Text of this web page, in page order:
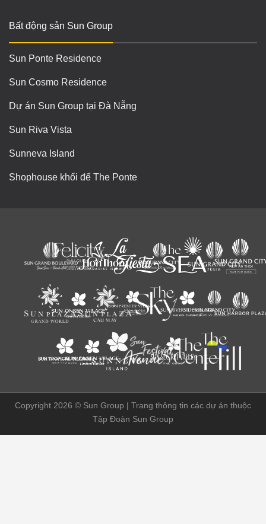
Bất động sản Sun Group
Sun Ponte Residence
Sun Cosmo Residence
Dự án Sun Group tại Đà Nẵng
Sun Riva Vista
Sunneva Island
Shophouse khối đế The Ponte
Copyright 2026 © Sun Group | Trang thông tin các dự án thuộc
Tập Đoàn Sun Group